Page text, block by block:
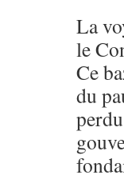
La
le
Ce
du